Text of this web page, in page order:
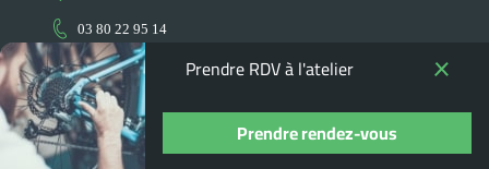
Prendre RDV à l'atelier
Prendre rendez-vous
03 80 22 95 14
distribikes@gmail.com
horaires d'ouverture du magasin :
du mardi au samedi : 9.00 - 12.00, 14.00 - 18.30